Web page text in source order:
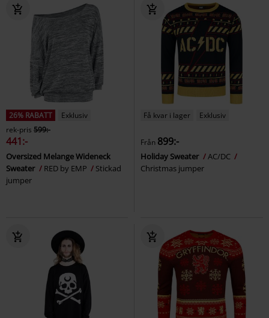
26% RABATT
Exklusiv
rek-pris 599:-
441:-
Oversized Melange Wideneck
Sweater
RED by EMP
Stickad
jumper
Få kvar i lager Exklusiv
Från 899:-
Holiday Sweater
AC/DC
Christmas jumper